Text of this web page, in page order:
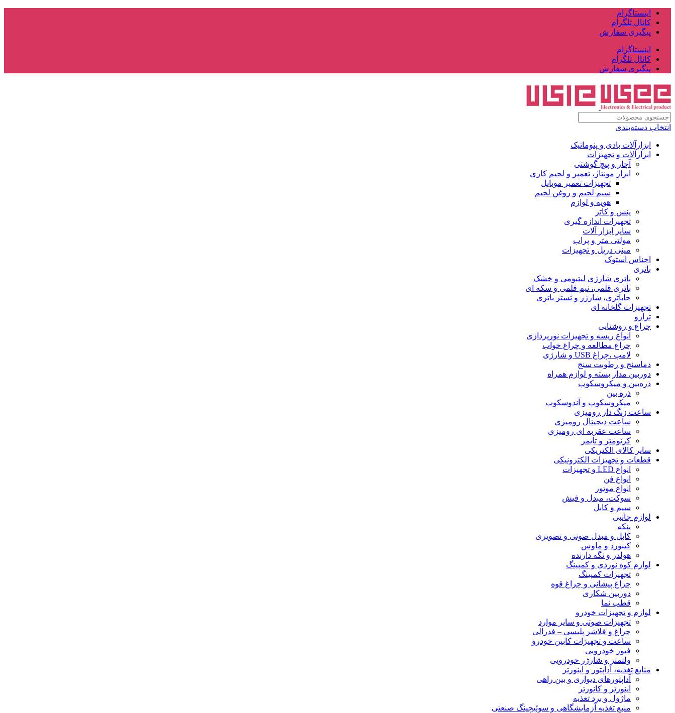
اینستاگرام
کانال تلگرام
پیگیری سفارش
اینستاگرام
کانال تلگرام
پیگیری سفارش
انتخاب دسته‌بندی
ابزارآلات بادی و پنوماتیک
ابزارآلات و تجهیزات
آچار و پیچ گوشتی
ابزار مونتاژ، تعمیر و لحیم کاری
تجهیزات تعمیر موبایل
سیم لحیم و روغن لحیم
هویه و لوازم
پنس و کاتر
تجهیزات اندازه گیری
سایر ابزار آلات
مولتی متر و پراب
مینی دریل و تجهیزات
اجناس استوک
باتری
باتری شارژی لیتیومی و خشک
باتری قلمی، نیم قلمی و سکه ای
جاباتری، شارژر و تستر باتری
تجهیزات گلخانه ای
ترازو
چراغ و روشنایی
انواع ریسه و تجهیزات نورپردازی
چراغ مطالعه و چراغ خواب
لامپ ،چراغ USB و شارژی
دماسنج و رطوبت سنج
دوربین مدار بسته و لوازم همراه
ذره‌بین و میکروسکوپ
ذره بین
میکروسکوپ و آندوسکوپ
ساعت زنگ دار رومیزی
ساعت دیجیتال رومیزی
ساعت عقربه ای رومیزی
کرنومتر و تایمر
سایر کالای الکتریکی
قطعات و تجهیزات الکترونیکی
انواع LED و تجهیزات
انواع فن
انواع موتور
سوکت، مبدل و فیش
سیم و کابل
لوازم جانبی
پنکه
کابل و مبدل صوتی و تصویری
کیبورد و ماوس
هولدر و نگه دارنده
لوازم کوه نوردی و کمپینگ
تجهیزات کمپینگ
چراغ پیشانی و چراغ قوه
دوربین شکاری
قطب نما
لوازم و تجهیزات خودرو
تجهیزات صوتی و سایر موارد
چراغ و فلاشر پلیسی – فدرالی
ساعت و تجهیزات کابین خودرو
فیوز خودرویی
ولتمتر و شارژر خودرویی
منابع تغذیه، آداپتور و اینورتر
آداپتورهای دیواری و بین راهی
اینورتر و کانورتر
ماژول و برد تغذیه
منبع تغذیه آزمایشگاهی و سوئیچینگ صنعتی